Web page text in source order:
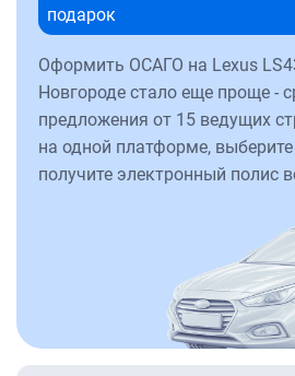
подарок
Оформить ОСАГО на Lexus
Новгороде стало еще проще -
предложения от 15 ведущих
на одной платформе,
получите электронный полис